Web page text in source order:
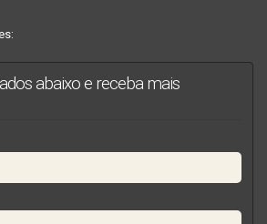
abaixo e receba mais